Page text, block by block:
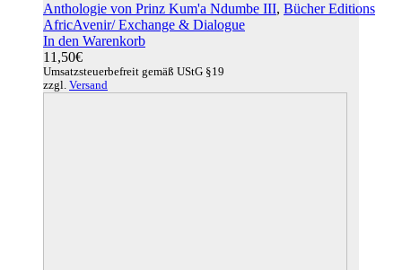
Anthologie von Prinz Kum'a Ndumbe III, Bücher Editions
AfricAvenir/ Exchange & Dialogue
In den Warenkorb
11,50€
Umsatzsteuerbefreit gemäß UStG §19
zzgl. Versand